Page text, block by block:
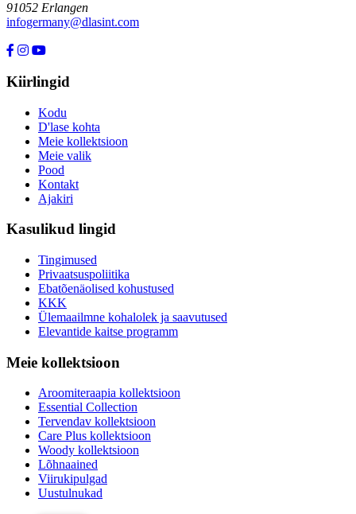
91052 Erlangen
infogermany@dlasint.com
Kiirlingid
Kodu
D'lase kohta
Meie kollektsioon
Meie valik
Pood
Kontakt
Ajakiri
Kasulikud lingid
Tingimused
Privaatsuspoliitika
Ebatõenäolised kohustused
KKK
Ülemaailmne kohalolek ja saavutused
Elevantide kaitse programm
Meie kollektsioon
Aroomiteraapia kollektsioon
Essential Collection
Tervendav kollektsioon
Care Plus kollektsioon
Woody kollektsioon
Lõhnaained
Viirukipulgad
Uustulnukad